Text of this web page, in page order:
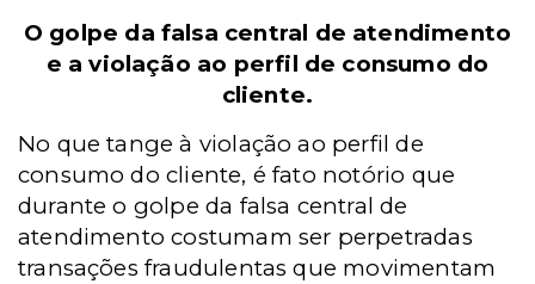
O golpe da falsa central de atendimento
e a violação ao perfil de consumo do
cliente.
No que tange à violação ao perfil de
consumo do cliente, é fato notório que
durante o golpe da falsa central de
atendimento costumam ser perpetradas
transações fraudulentas que movimentam